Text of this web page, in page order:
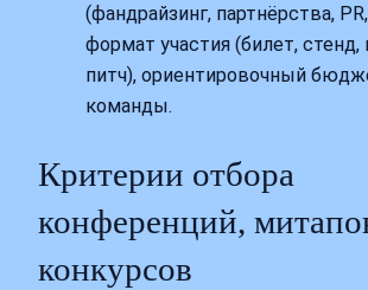
(фандрайзинг, партнёрства,
формат участия (билет,
питч), ориентировочный
команды.
Критерии отбора
конференций,
конкурсов